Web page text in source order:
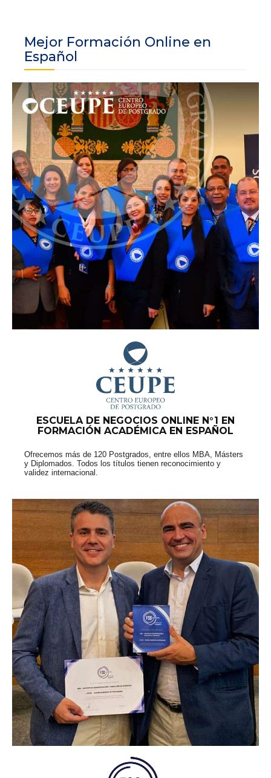
Mejor Formación Online en
Español
ESCUELA DE NEGOCIOS ONLINE N°1 EN
FORMACIÓN ACADÉMICA EN ESPAÑOL
Ofrecemos más de 120 Postgrados, entre ellos MBA, Másters
y Diplomados. Todos los títulos tienen reconocimiento y
validez internacional.